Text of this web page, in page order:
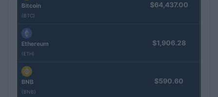
Bitcoin
(BTC)
$64,437.00
Ethereum
(ETH)
$1,906.28
BNB
(BNB)
$590.60